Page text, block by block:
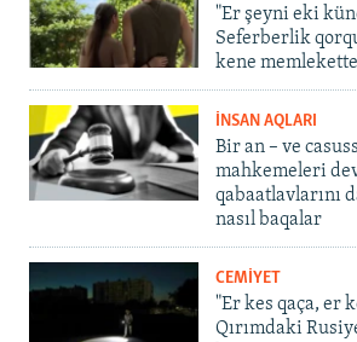
"Er şeyni eki
Seferberlik
kene
İNSAN AQLARI
Bir an – ve
mahkemeleri
qabaatlavlarını
nasıl baqalar
CEMİYET
"Er kes qaça, er
Qırımdaki